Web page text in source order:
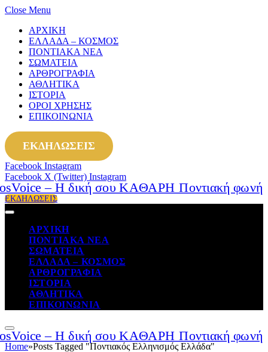
Close Menu
ΑΡΧΙΚΗ
ΕΛΛΑΔΑ – ΚΟΣΜΟΣ
ΠΟΝΤΙΑΚΑ ΝΕΑ
ΣΩΜΑΤΕΙΑ
ΑΡΘΡΟΓΡΑΦΙΑ
ΑΘΛΗΤΙΚΑ
ΙΣΤΟΡΙΑ
ΟΡΟΙ ΧΡΗΣΗΣ
ΕΠΙΚΟΙΝΩΝΙΑ
ΕΚΔΗΛΩΣΕΙΣ
Facebook Instagram
Facebook X (Twitter) Instagram
ΕΚΔΗΛΩΣΕΙΣ
ΑΡΧΙΚΗ
ΠΟΝΤΙΑΚΑ ΝΕΑ
ΣΩΜΑΤΕΙΑ
ΕΛΛΑΔΑ – ΚΟΣΜΟΣ
ΑΡΘΡΟΓΡΑΦΙΑ
ΙΣΤΟΡΙΑ
ΑΘΛΗΤΙΚΑ
ΕΠΙΚΟΙΝΩΝΙΑ
Home»Posts Tagged "Ποντιακός Ελληνισμός Ελλάδα"